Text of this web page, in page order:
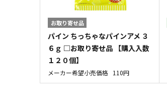
お取り寄せ品
パイン ちっちゃなパインアメ ３
６ｇ □お取り寄せ品 【購入入数
１２０個】
メーカー希望小売価格 110円